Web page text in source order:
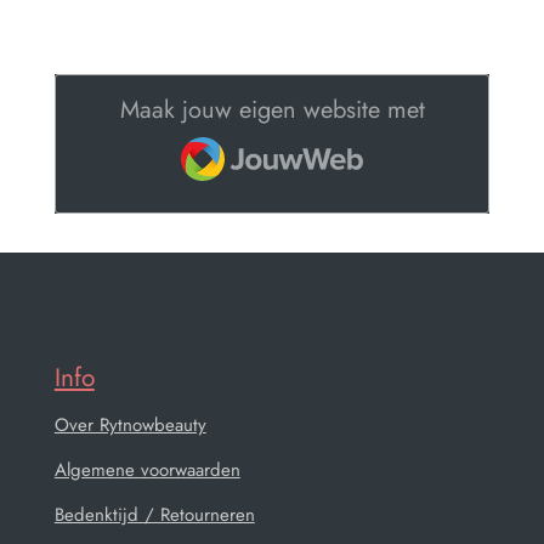
Maak jouw eigen website met
JouwWeb
Info
Over Rytnowbeauty
Algemene voorwaarden
Bedenktijd / Retourneren